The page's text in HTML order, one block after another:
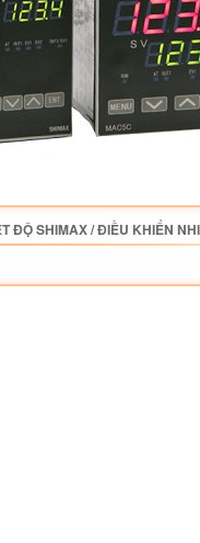
ĐỘ SHIMAX/ĐIỀU KHIỂN